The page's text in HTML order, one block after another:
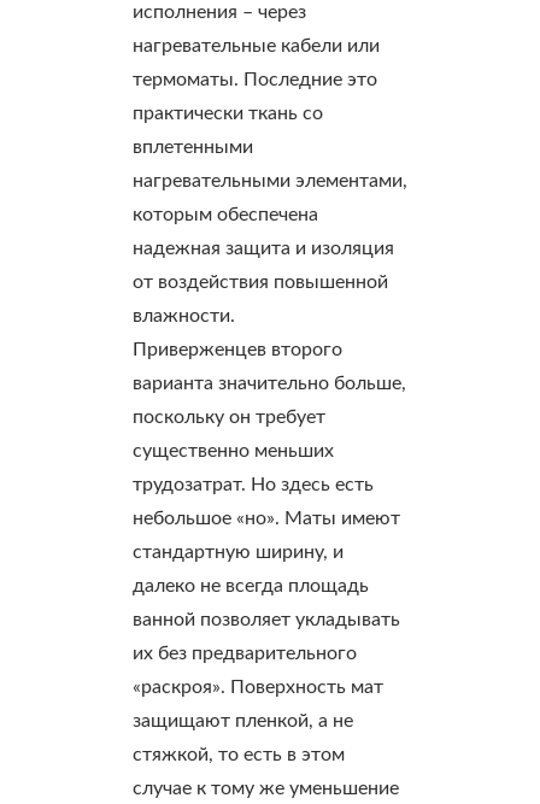
исполнения – через
нагревательные кабели или
термоматы. Последние это
практически ткань со
вплетенными
нагревательными элементами,
которым обеспечена
надежная защита и изоляция
от воздействия повышенной
влажности.
Приверженцев второго
варианта значительно больше,
поскольку он требует
существенно меньших
трудозатрат. Но здесь есть
небольшое «но». Маты имеют
стандартную ширину, и
далеко не всегда площадь
ванной позволяет укладывать
их без предварительного
«раскроя». Поверхность мат
защищают пленкой, а не
стяжкой, то есть в этом
случае к тому же уменьшение